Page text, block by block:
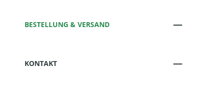
BESTELLUNG & VERSAND
KONTAKT